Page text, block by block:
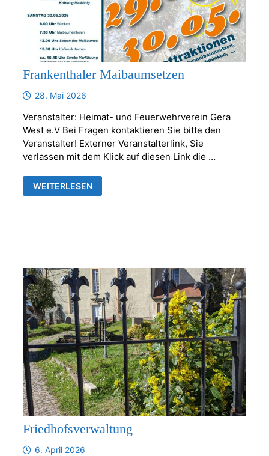
Frankenthaler Maibaumsetzen
28. Mai 2026
Veranstalter: Heimat- und Feuerwehrverein Gera
West e.V Bei Fragen kontaktieren Sie bitte den
Veranstalter! Externer Veranstalterlink, Sie
verlassen mit dem Klick auf diesen Link die …
FRANKENTHALER
MAIBAUMSETZEN
WEITERLESEN
Friedhofsverwaltung
6. April 2026